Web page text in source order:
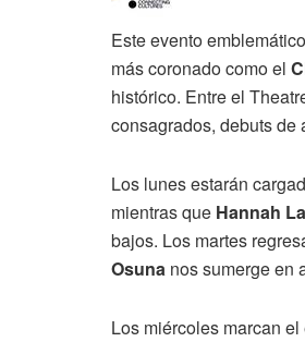
Este evento
más coronado como el
histórico. Entre el
consagrados, debuts de
Los lunes estarán
mientras que Hannah
bajos. Los martes
Osuna nos sumerge en
Los miércoles marcan